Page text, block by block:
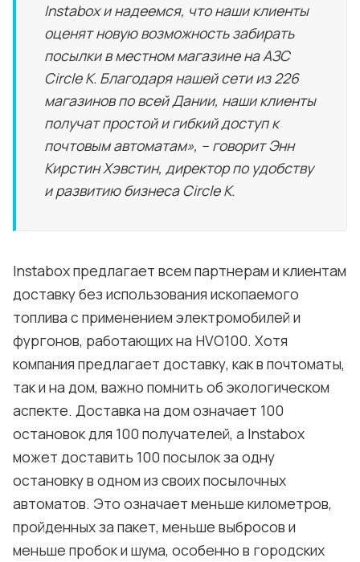
Instabox и надеемся, что наши клиенты
оценят новую возможность забирать
посылки в местном магазине на АЗС
Circle K. Благодаря нашей сети из 226
магазинов по всей Дании, наши клиенты
получат простой и гибкий доступ к
почтовым автоматам», – говорит Энн
Кирстин Хэвстин, директор по удобству
и развитию бизнеса Circle K.
Instabox предлагает всем партнерам и клиентам
доставку без использования ископаемого
топлива с применением электромобилей и
фургонов, работающих на HVO100. Хотя
компания предлагает доставку, как в почтоматы,
так и на дом, важно помнить об экологическом
аспекте. Доставка на дом означает 100
остановок для 100 получателей, а Instabox
может доставить 100 посылок за одну
остановку в одном из своих посылочных
автоматов. Это означает меньше километров,
пройденных за пакет, меньше выбросов и
меньше пробок и шума, особенно в городских